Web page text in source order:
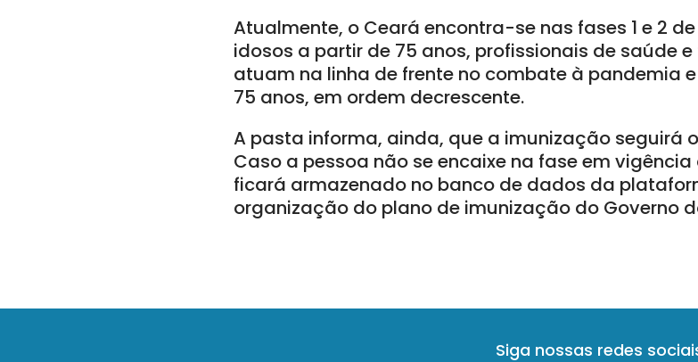
Atualmente, o Ceará encontra-se nas fases 1 e 2
idosos a partir de 75 anos, profissionais de saúde
atuam na linha de frente no combate à pandemia
75 anos, em ordem decrescente.
A pasta informa, ainda, que a imunização seguirá
Caso a pessoa não se encaixe na fase em
ficará armazenado no banco de dados da
organização do plano de imunização do Governo
Siga nossas redes